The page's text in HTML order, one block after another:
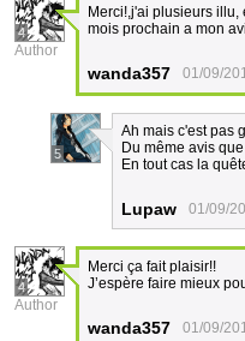
4
Author
Merci!,j'ai plusieurs
mois prochain a mon
wanda357 01/09/
5
Ah mais c'est pas
Du même avis
En tout cas la
Lupaw 01/09/
4
Author
Merci ça fait plaisir!!
J’espère faire mieux
wanda357 01/09/